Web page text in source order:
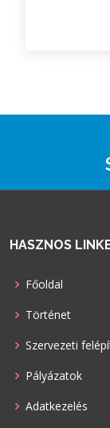
HASZNOS
Főoldal
Történet
Szervezeti
Pályázatok
Adatkezelés